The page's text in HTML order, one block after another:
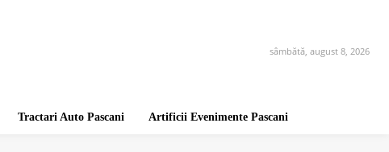
sâmbătă, august 8, 2026
Tractari Auto Pascani Artificii Evenimente Pascani